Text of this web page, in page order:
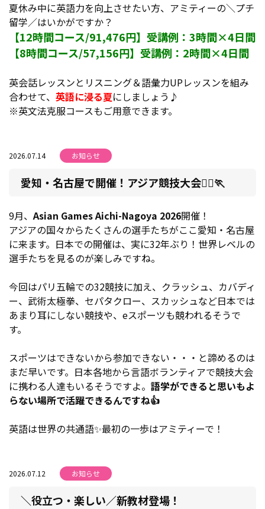
夏休み中に英語力を向上させたい方、アミティーの＼プチ
留学／はいかがですか？
【12時間コース/91,476円】受講例：3時間×4日間
【8時間コース/57,156円】受講例：2時間×4日間
英会話レッスンとリスニング＆語彙力UPレッスンを組み
合わせて、 英語に浸る夏にしましょう♪
※英文法克服コースもご用意できます。
2026.07.14 お知らせ
愛知・名古屋で開催！アジア競技大会🏃‍♂️🏃
9月、Asian Games Aichi-Nagoya 2026開催！
アジアの国々からたくさんの選手たちがここ愛知・名古屋
に来ます。日本での開催は、実に32年ぶり！世界レベルの
選手たちを見るのが楽しみですね。
今回はパリ五輪での32競技に加え、クラッシュ、カバディ
ー、武術太極拳、セパタクロー、スカッシュなど日本では
あまり耳にしない競技や、eスポーツも競われるそうで
す。
スポーツはできないから参加できない・・・と諦めるのは
まだ早いです。日本各地から言語ボランティアで競技大会
に携わる人達もいるそうですよ。 語学ができると思いもよ
らない場所で活躍できるんですね👍
英語は世界の共通語✨最初の一歩はアミティーで！
2026.07.12 お知らせ
＼役立つ・楽しい／新教材登場！